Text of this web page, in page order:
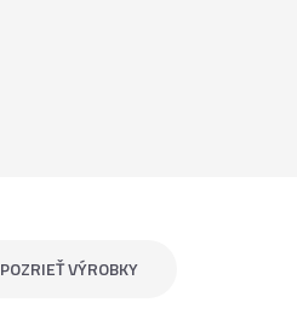
POZRIEŤ VÝROBKY